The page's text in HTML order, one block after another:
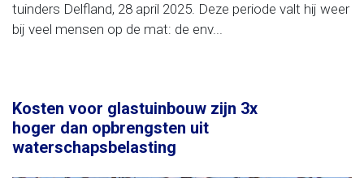
tuinders Delfland, 28 april 2025. Deze periode valt hij weer
bij veel mensen op de mat: de env...
Kosten voor glastuinbouw zijn 3x
hoger dan opbrengsten uit
waterschapsbelasting